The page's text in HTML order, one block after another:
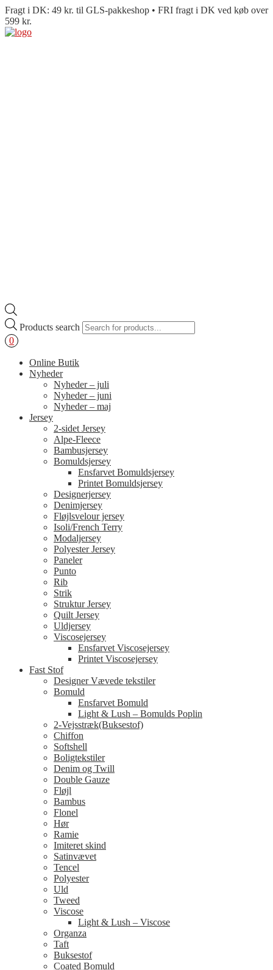
Fragt i DK: 49 kr. til GLS-pakkeshop • FRI fragt i DK ved køb over
599 kr.
Products search
0
Online Butik
Nyheder
Nyheder – juli
Nyheder – juni
Nyheder – maj
Jersey
2-sidet Jersey
Alpe-Fleece
Bambusjersey
Bomuldsjersey
Ensfarvet Bomuldsjersey
Printet Bomuldsjersey
Designerjersey
Denimjersey
Fløjlsvelour jersey
Isoli/French Terry
Modaljersey
Polyester Jersey
Paneler
Punto
Rib
Strik
Struktur Jersey
Quilt Jersey
Uldjersey
Viscosejersey
Ensfarvet Viscosejersey
Printet Viscosejersey
Fast Stof
Designer Vævede tekstiler
Bomuld
Ensfarvet Bomuld
Light & Lush – Bomulds Poplin
2-Vejsstræk(Buksestof)
Chiffon
Softshell
Boligtekstiler
Denim og Twill
Double Gauze
Fløjl
Bambus
Flonel
Hør
Ramie
Imiteret skind
Satinvævet
Tencel
Polyester
Uld
Tweed
Viscose
Light & Lush – Viscose
Organza
Taft
Buksestof
Coated Bomuld